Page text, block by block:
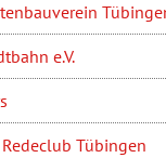
e.V.
Tübingen